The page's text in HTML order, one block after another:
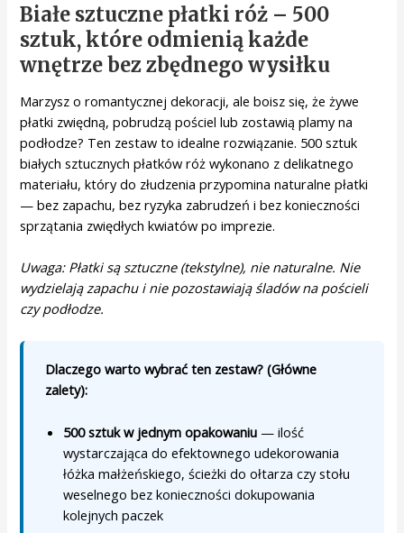
Białe sztuczne płatki róż – 500
sztuk, które odmienią każde
wnętrze bez zbędnego wysiłku
Marzysz o romantycznej dekoracji, ale boisz się, że żywe
płatki zwiędną, pobrudzą pościel lub zostawią plamy na
podłodze? Ten zestaw to idealne rozwiązanie. 500 sztuk
białych sztucznych płatków róż wykonano z delikatnego
materiału, który do złudzenia przypomina naturalne płatki
— bez zapachu, bez ryzyka zabrudzeń i bez konieczności
sprzątania zwiędłych kwiatów po imprezie.
Uwaga: Płatki są sztuczne (tekstylne), nie naturalne. Nie
wydzielają zapachu i nie pozostawiają śladów na pościeli
czy podłodze.
Dlaczego warto wybrać ten zestaw? (Główne
zalety):
500 sztuk w jednym opakowaniu — ilość
wystarczająca do efektownego udekorowania
łóżka małżeńskiego, ścieżki do ołtarza czy stołu
weselnego bez konieczności dokupowania
kolejnych paczek